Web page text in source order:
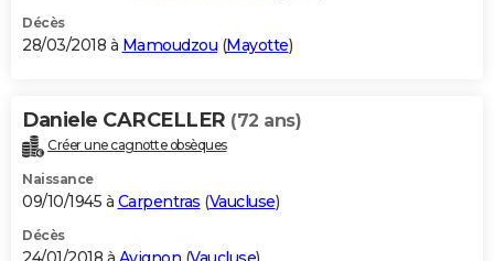
Décès
28/03/2018 à Mamoudzou (Mayotte)
Daniele CARCELLER (72 ans)
Créer une cagnotte obsèques
Naissance
09/10/1945 à Carpentras (Vaucluse)
Décès